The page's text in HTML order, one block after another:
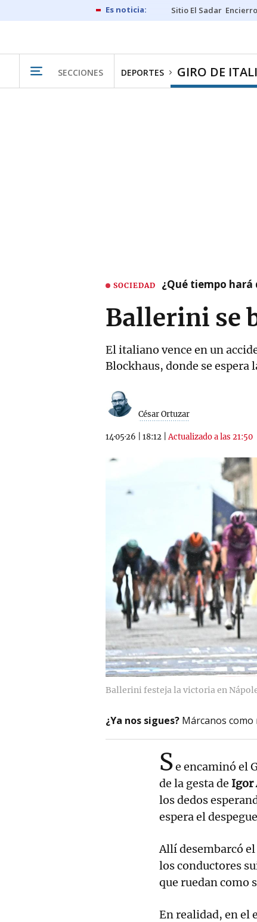
Sitio El Sadar
SECCIONES DEPORTES GIRO DE
SOCIEDAD ¿Qué tiempo hará
Ballerini se
El italiano vence en un
Blockhaus, donde se
César Ortuzar
14·05·26 18:12 |Actualizado a las 21:50
Ballerini festeja la victoria en
¿Ya nos sigues? Márcanos
Se encaminó el
de la gesta de Igor
los dedos
espera el
Allí desembarcó
los conductores
que ruedan como
En realidad, en el